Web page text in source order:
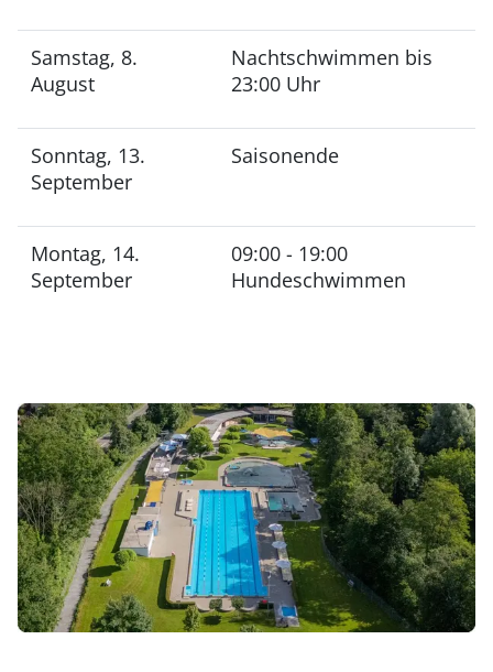
Samstag, 8.
August
Nachtschwimmen bis
23:00 Uhr
Sonntag, 13.
September
Saisonende
Montag, 14.
September
09:00 - 19:00
Hundeschwimmen